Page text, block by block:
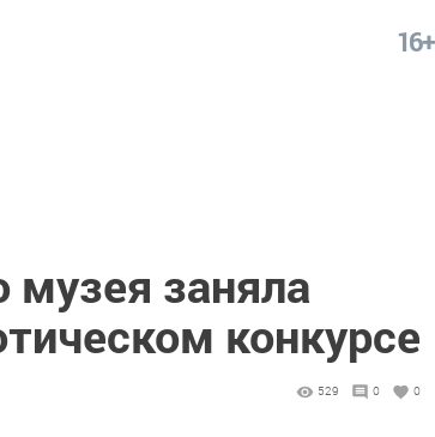
16+
музея заняла
конкурсе
529 0 0